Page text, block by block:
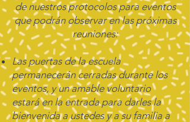
de nuestros protocolos para eventos
que podrán observar en las próximas
reuniones:
Las puertas de la escuela
permanecerán cerradas durante los
eventos, y un amable voluntario
estará en la entrada para darles la
bienvenida a ustedes y a su familia a